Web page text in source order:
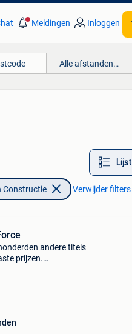
Meldingen Inloggen
Alle afstanden…
Lijst
Constructie Verwijder filters
andere titels
prijzen.